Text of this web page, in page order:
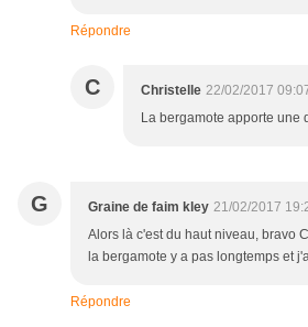
Répondre
C Christelle 22/02/2017
La bergamote apporte une
G Graine de faim kley 21/02/2017
Alors là c'est du haut niveau, bravo
la bergamote y a pas longtemps et
Répondre